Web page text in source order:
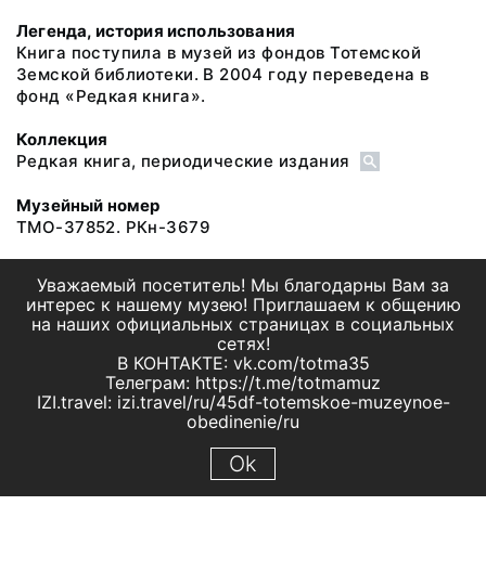
Легенда, история использования
Книга поступила в музей из фондов Тотемской
Земской библиотеки. В 2004 году переведена в
фонд «Редкая книга».
Коллекция
Редкая книга, периодические издания
Музейный номер
ТМО-37852. РКн-3679
Уважаемый посетитель! Мы благодарны Вам за
интерес к нашему музею! Приглашаем к общению
на наших официальных страницах в социальных
сетях!
В КОНТАКТЕ: vk.com/totma35
Телеграм: https://t.me/totmamuz
IZI.travel: izi.travel/ru/45df-totemskoe-muzeynoe-
obedinenie/ru
Ok